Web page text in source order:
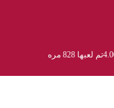
تم لعبها 828 مره